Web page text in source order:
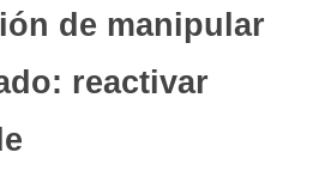
de manipular
reactivar